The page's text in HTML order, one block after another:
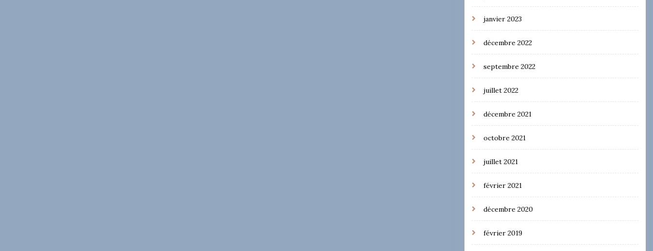
janvier 2023
décembre 2022
septembre 2022
juillet 2022
décembre 2021
octobre 2021
juillet 2021
février 2021
décembre 2020
février 2019